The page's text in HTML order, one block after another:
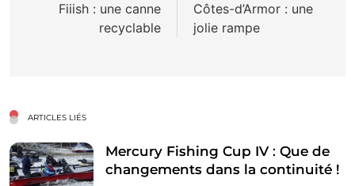
Fiiish : une canne
recyclable
Côtes-d’Armor : une
jolie rampe
ARTICLES LIÉS
Mercury Fishing Cup IV : Que de
changements dans la continuité !